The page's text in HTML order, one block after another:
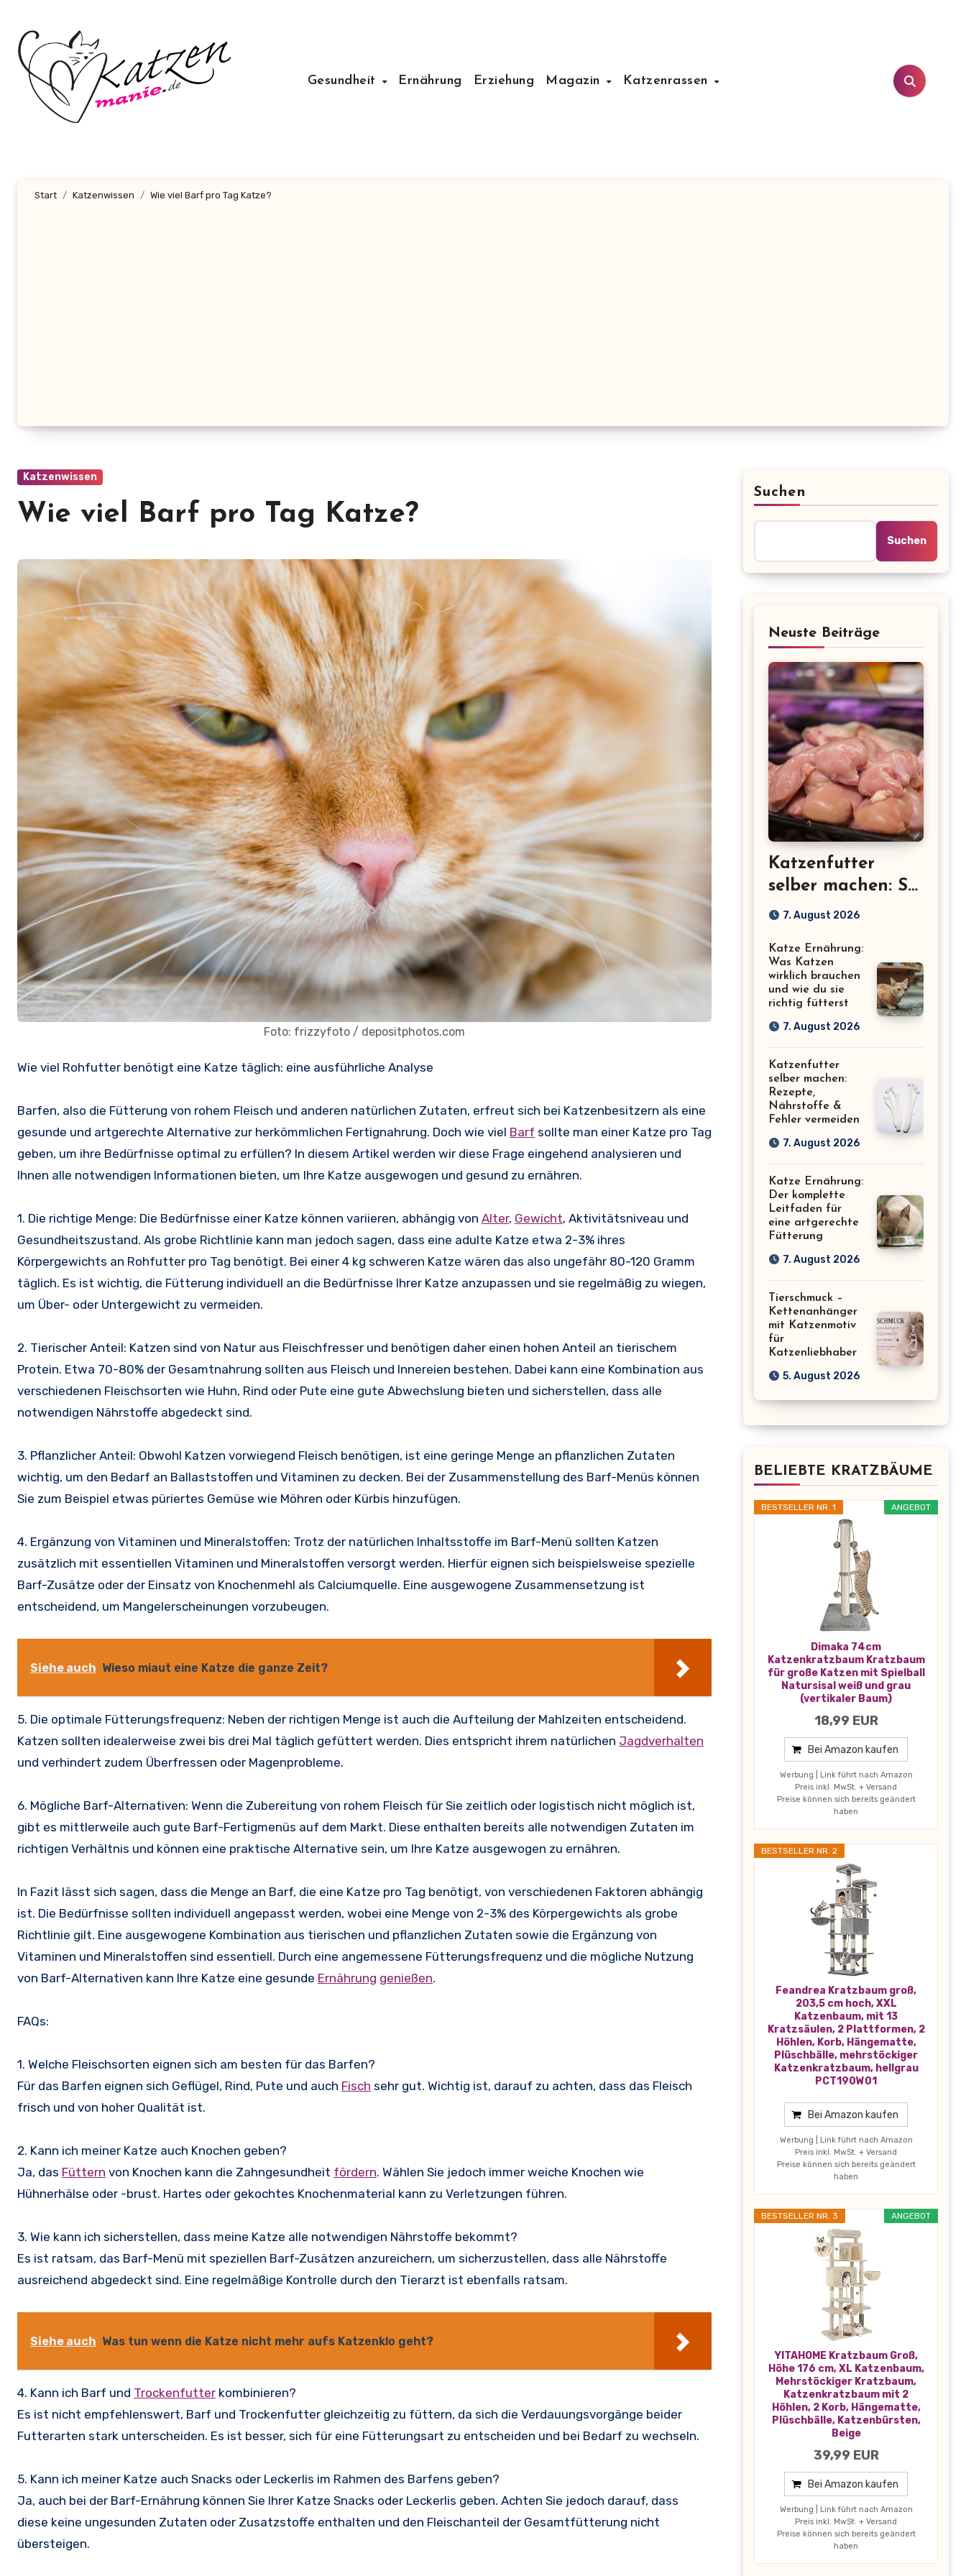
Inhalt
springen
Gesundheit Ernährung Erziehung Magazin Katzenrassen
Start Katzenwissen Wie viel Barf pro Tag Katze?
Katzenwissen
Wie viel Barf pro Tag Katze?
Foto: frizzyfoto / depositphotos.com
Wie viel Rohfutter benötigt eine Katze täglich: eine ausführliche Analyse
Barfen, also die Fütterung von rohem Fleisch und anderen natürlichen Zutaten, erfreut sich bei Katzenbesitzern als eine
gesunde und artgerechte Alternative zur herkömmlichen Fertignahrung. Doch wie viel Barf sollte man einer Katze pro Tag
geben, um ihre Bedürfnisse optimal zu erfüllen? In diesem Artikel werden wir diese Frage eingehend analysieren und
Ihnen alle notwendigen Informationen bieten, um Ihre Katze ausgewogen und gesund zu ernähren.
1. Die richtige Menge: Die Bedürfnisse einer Katze können variieren, abhängig von Alter, Gewicht, Aktivitätsniveau und
Gesundheitszustand. Als grobe Richtlinie kann man jedoch sagen, dass eine adulte Katze etwa 2-3% ihres
Körpergewichts an Rohfutter pro Tag benötigt. Bei einer 4 kg schweren Katze wären das also ungefähr 80-120 Gramm
täglich. Es ist wichtig, die Fütterung individuell an die Bedürfnisse Ihrer Katze anzupassen und sie regelmäßig zu wiegen,
um Über- oder Untergewicht zu vermeiden.
2. Tierischer Anteil: Katzen sind von Natur aus Fleischfresser und benötigen daher einen hohen Anteil an tierischem
Protein. Etwa 70-80% der Gesamtnahrung sollten aus Fleisch und Innereien bestehen. Dabei kann eine Kombination aus
verschiedenen Fleischsorten wie Huhn, Rind oder Pute eine gute Abwechslung bieten und sicherstellen, dass alle
notwendigen Nährstoffe abgedeckt sind.
3. Pflanzlicher Anteil: Obwohl Katzen vorwiegend Fleisch benötigen, ist eine geringe Menge an pflanzlichen Zutaten
wichtig, um den Bedarf an Ballaststoffen und Vitaminen zu decken. Bei der Zusammenstellung des Barf-Menüs können
Sie zum Beispiel etwas püriertes Gemüse wie Möhren oder Kürbis hinzufügen.
4. Ergänzung von Vitaminen und Mineralstoffen: Trotz der natürlichen Inhaltsstoffe im Barf-Menü sollten Katzen
zusätzlich mit essentiellen Vitaminen und Mineralstoffen versorgt werden. Hierfür eignen sich beispielsweise spezielle
Barf-Zusätze oder der Einsatz von Knochenmehl als Calciumquelle. Eine ausgewogene Zusammensetzung ist
entscheidend, um Mangelerscheinungen vorzubeugen.
Siehe auch Wieso miaut eine Katze die ganze Zeit?
5. Die optimale Fütterungsfrequenz: Neben der richtigen Menge ist auch die Aufteilung der Mahlzeiten entscheidend.
Katzen sollten idealerweise zwei bis drei Mal täglich gefüttert werden. Dies entspricht ihrem natürlichen Jagdverhalten
und verhindert zudem Überfressen oder Magenprobleme.
6. Mögliche Barf-Alternativen: Wenn die Zubereitung von rohem Fleisch für Sie zeitlich oder logistisch nicht möglich ist,
gibt es mittlerweile auch gute Barf-Fertigmenüs auf dem Markt. Diese enthalten bereits alle notwendigen Zutaten im
richtigen Verhältnis und können eine praktische Alternative sein, um Ihre Katze ausgewogen zu ernähren.
In Fazit lässt sich sagen, dass die Menge an Barf, die eine Katze pro Tag benötigt, von verschiedenen Faktoren abhängig
ist. Die Bedürfnisse sollten individuell angepasst werden, wobei eine Menge von 2-3% des Körpergewichts als grobe
Richtlinie gilt. Eine ausgewogene Kombination aus tierischen und pflanzlichen Zutaten sowie die Ergänzung von
Vitaminen und Mineralstoffen sind essentiell. Durch eine angemessene Fütterungsfrequenz und die mögliche Nutzung
von Barf-Alternativen kann Ihre Katze eine gesunde Ernährung genießen.
FAQs:
1. Welche Fleischsorten eignen sich am besten für das Barfen?
Für das Barfen eignen sich Geflügel, Rind, Pute und auch Fisch sehr gut. Wichtig ist, darauf zu achten, dass das Fleisch
frisch und von hoher Qualität ist.
2. Kann ich meiner Katze auch Knochen geben?
Ja, das Füttern von Knochen kann die Zahngesundheit fördern. Wählen Sie jedoch immer weiche Knochen wie
Hühnerhälse oder -brust. Hartes oder gekochtes Knochenmaterial kann zu Verletzungen führen.
3. Wie kann ich sicherstellen, dass meine Katze alle notwendigen Nährstoffe bekommt?
Es ist ratsam, das Barf-Menü mit speziellen Barf-Zusätzen anzureichern, um sicherzustellen, dass alle Nährstoffe
ausreichend abgedeckt sind. Eine regelmäßige Kontrolle durch den Tierarzt ist ebenfalls ratsam.
Siehe auch Was tun wenn die Katze nicht mehr aufs Katzenklo geht?
4. Kann ich Barf und Trockenfutter kombinieren?
Es ist nicht empfehlenswert, Barf und Trockenfutter gleichzeitig zu füttern, da sich die Verdauungsvorgänge beider
Futterarten stark unterscheiden. Es ist besser, sich für eine Fütterungsart zu entscheiden und bei Bedarf zu wechseln.
5. Kann ich meiner Katze auch Snacks oder Leckerlis im Rahmen des Barfens geben?
Ja, auch bei der Barf-Ernährung können Sie Ihrer Katze Snacks oder Leckerlis geben. Achten Sie jedoch darauf, dass
diese keine ungesunden Zutaten oder Zusatzstoffe enthalten und den Fleischanteil der Gesamtfütterung nicht
übersteigen.
Suchen
Suchen
Neuste Beiträge
Katzenfutter
selber machen: So
gelingt gesundes
für deine Katze
7. August 2026
Katze Ernährung:
Was Katzen
wirklich brauchen
und wie du sie
richtig fütterst
7. August 2026
Katzenfutter
selber machen:
Rezepte,
Nährstoffe &
Fehler vermeiden
7. August 2026
Katze Ernährung:
Der komplette
Leitfaden für
eine artgerechte
Fütterung
7. August 2026
Tierschmuck –
Kettenanhänger
mit Katzenmotiv
für
Katzenliebhaber
5. August 2026
BELIEBTE KRATZBÄUME
ANGEBOT
BESTSELLER NR. 1
Dimaka 74cm
Katzenkratzbaum Kratzbaum
für große Katzen mit Spielball
Natursisal weiß und grau
(vertikaler Baum)
18,99 EUR
Bei Amazon kaufen
Werbung | Link führt nach Amazon
Preis inkl. MwSt. + Versand
Preise können sich bereits geändert
haben
BESTSELLER NR. 2
Feandrea Kratzbaum groß,
203,5 cm hoch, XXL
Katzenbaum, mit 13
Kratzsäulen, 2 Plattformen, 2
Höhlen, Korb, Hängematte,
Plüschbälle, mehrstöckiger
Katzenkratzbaum, hellgrau
PCT190W01
Bei Amazon kaufen
Werbung | Link führt nach Amazon
Preis inkl. MwSt. + Versand
Preise können sich bereits geändert
haben
ANGEBOT
BESTSELLER NR. 3
YITAHOME Kratzbaum Groß,
Höhe 176 cm, XL Katzenbaum,
Mehrstöckiger Kratzbaum,
Katzenkratzbaum mit 2
Höhlen, 2 Korb, Hängematte,
Plüschbälle, Katzenbürsten,
Beige
39,99 EUR
Bei Amazon kaufen
Werbung | Link führt nach Amazon
Preis inkl. MwSt. + Versand
Preise können sich bereits geändert
haben